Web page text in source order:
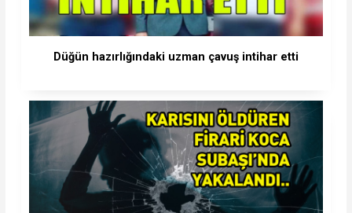
Düğün hazırlığındaki uzman çavuş intihar etti